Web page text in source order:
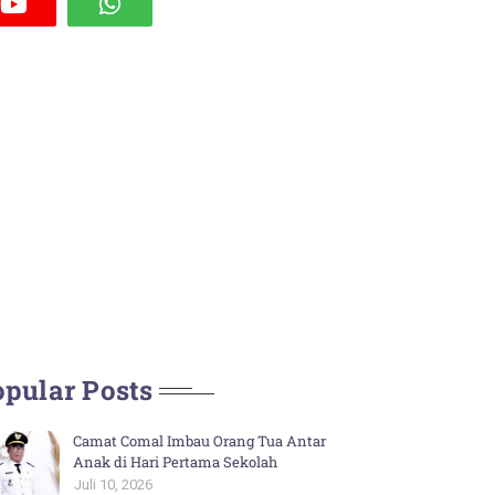
Posts
Camat Comal Imbau Orang Tua Antar
Anak di Hari Pertama Sekolah
Juli 10, 2026